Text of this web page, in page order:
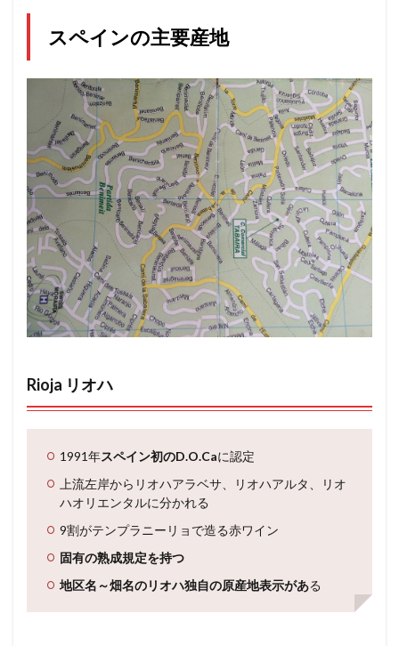
スペインの主要産地
Rioja リオハ
1991年スペイン初のD.O.Caに認定
上流左岸からリオハアラベサ、リオハアルタ、リオ
ハオリエンタルに分かれる
9割がテンプラニーリョで造る赤ワイン
固有の熟成規定を持つ
地区名～畑名のリオハ独自の原産地表示がある